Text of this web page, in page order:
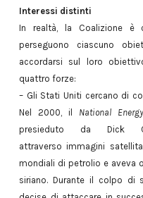
Interessi distinti
In realtà, la Coalizione è
perseguono ciascuno
accordarsi sul loro
quattro forze:
– Gli Stati Uniti cercano di
Nel 2000, il National
presieduto da Dick
attraverso immagini
mondiali di petrolio e aveva
siriano. Durante il colpo di